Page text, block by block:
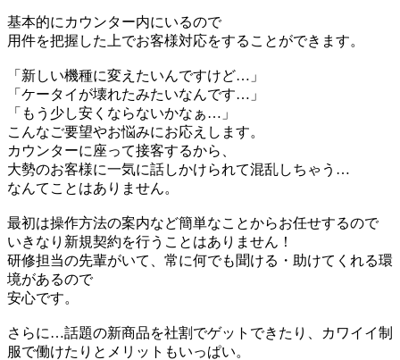
基本的にカウンター内にいるので
用件を把握した上でお客様対応をすることができます。
「新しい機種に変えたいんですけど…」
「ケータイが壊れたみたいなんです…」
「もう少し安くならないかなぁ…」
こんなご要望やお悩みにお応えします。
カウンターに座って接客するから、
大勢のお客様に一気に話しかけられて混乱しちゃう…
なんてことはありません。
最初は操作方法の案内など簡単なことからお任せするので
いきなり新規契約を行うことはありません！
研修担当の先輩がいて、常に何でも聞ける・助けてくれる環
境があるので
安心です。
さらに…話題の新商品を社割でゲットできたり、カワイイ制
服で働けたりとメリットもいっぱい。